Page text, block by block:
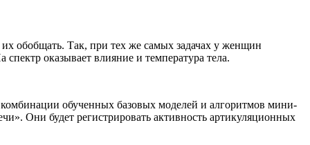
их обобщать. Так, при тех же самых задачах у женщин
оказывает влияние и температура тела.
обученных базовых моделей и алгоритмов мини-
Они будет регистрировать активность артикуляционных